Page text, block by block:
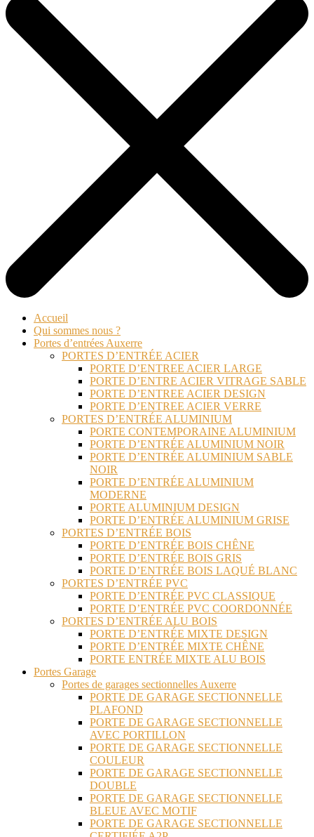
Accueil
Qui sommes nous ?
Portes d’entrées Auxerre
PORTES D’ENTRÉE ACIER
PORTE D’ENTREE ACIER LARGE
PORTE D’ENTRE ACIER VITRAGE SABLE
PORTE D’ENTREE ACIER DESIGN
PORTE D’ENTREE ACIER VERRE
PORTES D’ENTRÉE ALUMINIUM
PORTE CONTEMPORAINE ALUMINIUM
PORTE D’ENTRÉE ALUMINIUM NOIR
PORTE D’ENTRÉE ALUMINIUM SABLE
NOIR
PORTE D’ENTRÉE ALUMINIUM
MODERNE
PORTE ALUMINIUM DESIGN
PORTE D’ENTRÉE ALUMINIUM GRISE
PORTES D’ENTRÉE BOIS
PORTE D’ENTRÉE BOIS CHÊNE
PORTE D’ENTRÉE BOIS GRIS
PORTE D’ENTRÉE BOIS LAQUÉ BLANC
PORTES D’ENTRÉE PVC
PORTE D’ENTRÉE PVC CLASSIQUE
PORTE D’ENTRÉE PVC COORDONNÉE
PORTES D’ENTRÉE ALU BOIS
PORTE D’ENTRÉE MIXTE DESIGN
PORTE D’ENTRÉE MIXTE CHÊNE
PORTE ENTRÉE MIXTE ALU BOIS
Portes Garage
Portes de garages sectionnelles Auxerre
PORTE DE GARAGE SECTIONNELLE
PLAFOND
PORTE DE GARAGE SECTIONNELLE
AVEC PORTILLON
PORTE DE GARAGE SECTIONNELLE
COULEUR
PORTE DE GARAGE SECTIONNELLE
DOUBLE
PORTE DE GARAGE SECTIONNELLE
BLEUE AVEC MOTIF
PORTE DE GARAGE SECTIONNELLE